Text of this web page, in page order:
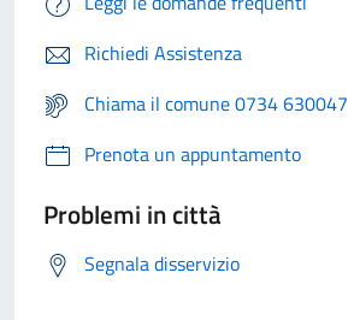
Richiedi Assistenza
Chiama il comune 0734 630047
Prenota un appuntamento
Problemi in città
Segnala disservizio